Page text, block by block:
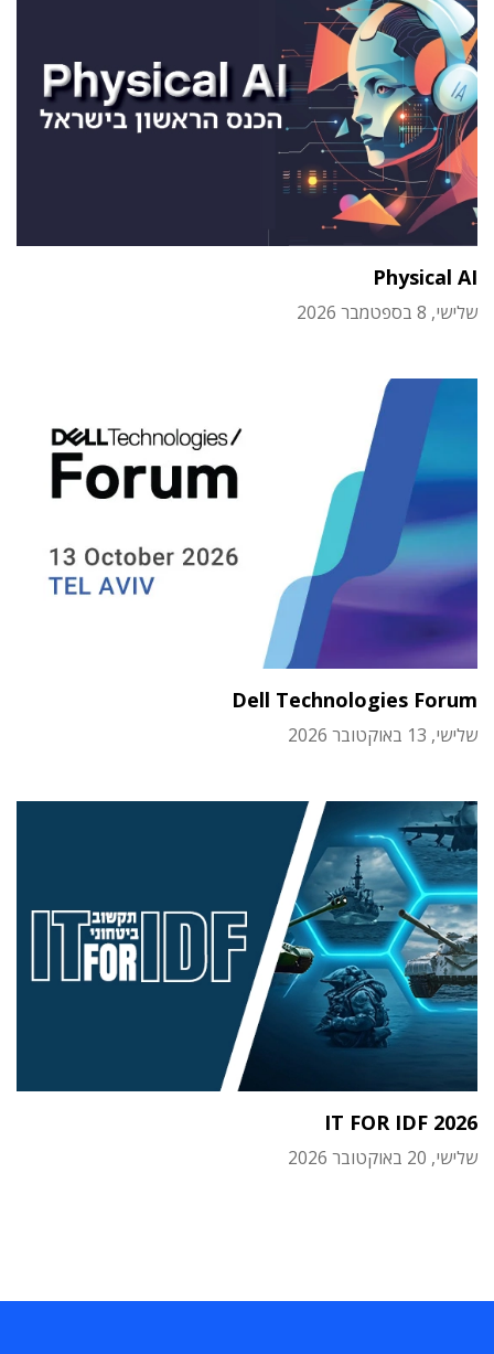
Physical AI
שלישי, 8 בספטמבר 2026
Dell Technologies Forum
שלישי, 13 באוקטובר 2026
IT FOR IDF 2026
שלישי, 20 באוקטובר 2026